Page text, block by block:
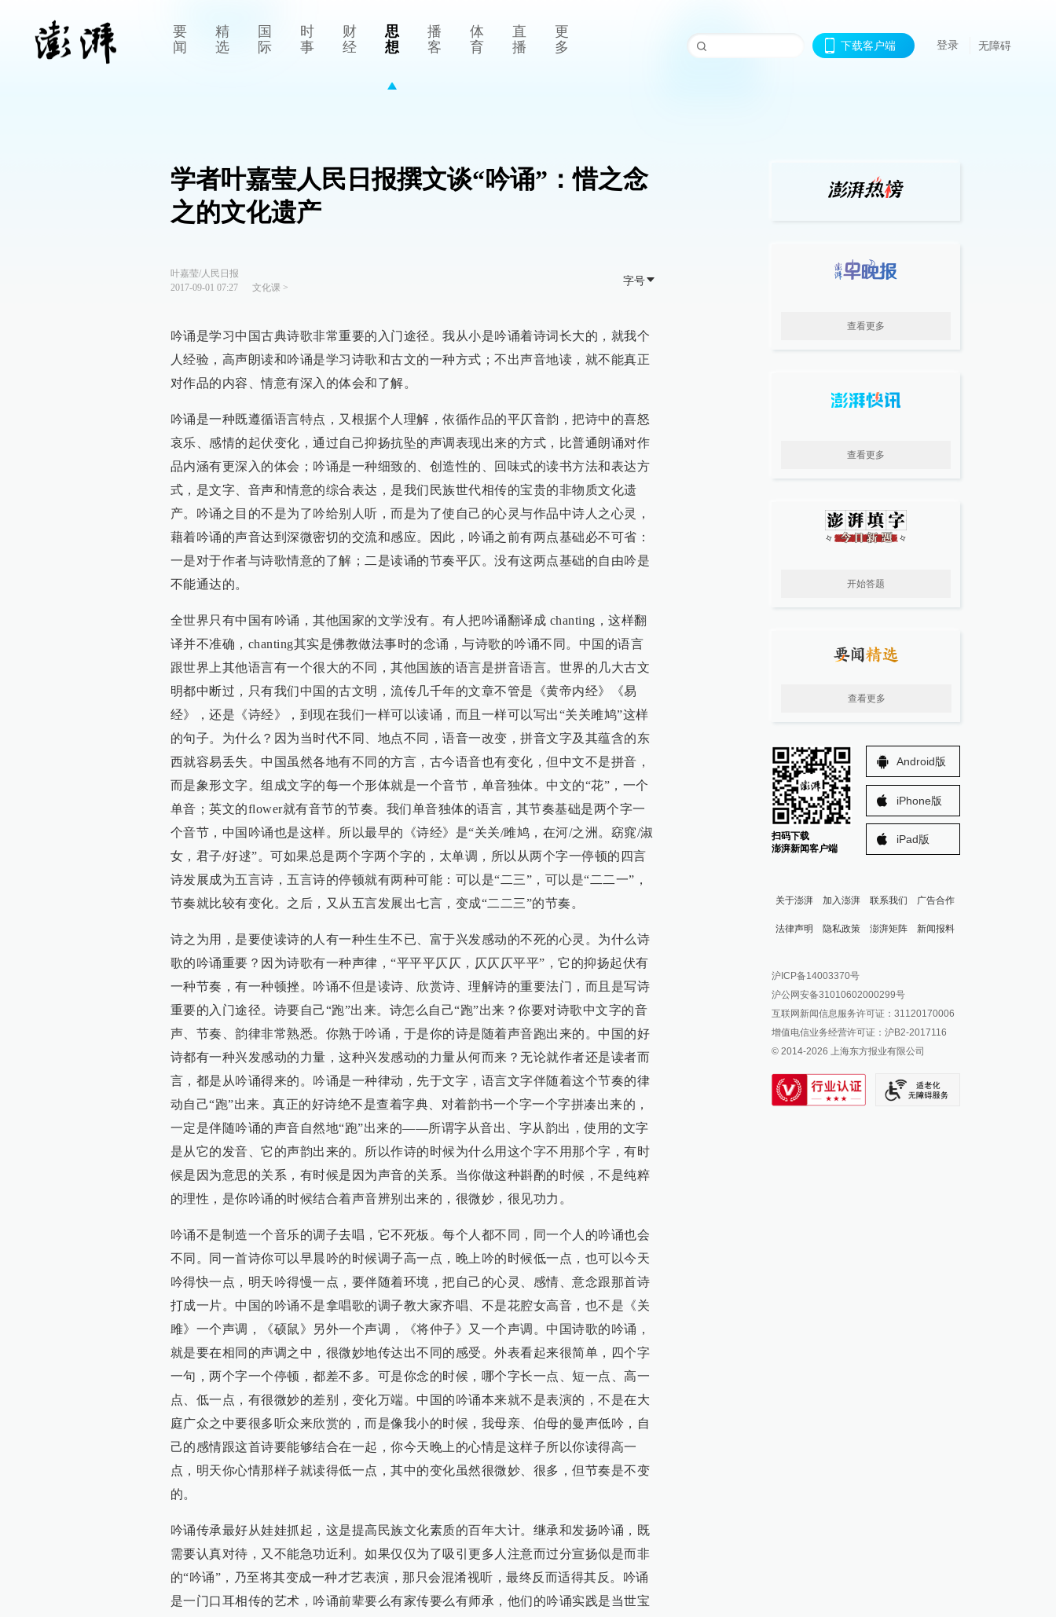
要
闻
精
选
国
际
时
事
财
经
思
想
播
客
体
育
直
播
更
多
下载客户端 登录 无障碍
学者叶嘉莹人民日报撰文谈“吟诵”：惜之念
之的文化遗产
叶嘉莹/人民日报
2017-09-01 07:27
文化课>
字号
吟诵是学习中国古典诗歌非常重要的入门途径。我从小是吟诵着诗词长大的，就我个
人经验，高声朗读和吟诵是学习诗歌和古文的一种方式；不出声音地读，就不能真正
对作品的内容、情意有深入的体会和了解。
吟诵是一种既遵循语言特点，又根据个人理解，依循作品的平仄音韵，把诗中的喜怒
哀乐、感情的起伏变化，通过自己抑扬抗坠的声调表现出来的方式，比普通朗诵对作
品内涵有更深入的体会；吟诵是一种细致的、创造性的、回味式的读书方法和表达方
式，是文字、音声和情意的综合表达，是我们民族世代相传的宝贵的非物质文化遗
产。吟诵之目的不是为了吟给别人听，而是为了使自己的心灵与作品中诗人之心灵，
藉着吟诵的声音达到深微密切的交流和感应。因此，吟诵之前有两点基础必不可省：
一是对于作者与诗歌情意的了解；二是读诵的节奏平仄。没有这两点基础的自由吟是
不能通达的。
全世界只有中国有吟诵，其他国家的文学没有。有人把吟诵翻译成 chanting，这样翻
译并不准确，chanting其实是佛教做法事时的念诵，与诗歌的吟诵不同。中国的语言
跟世界上其他语言有一个很大的不同，其他国族的语言是拼音语言。世界的几大古文
明都中断过，只有我们中国的古文明，流传几千年的文章不管是《黄帝内经》《易
经》，还是《诗经》，到现在我们一样可以读诵，而且一样可以写出“关关雎鸠”这样
的句子。为什么？因为当时代不同、地点不同，语音一改变，拼音文字及其蕴含的东
西就容易丢失。中国虽然各地有不同的方言，古今语音也有变化，但中文不是拼音，
而是象形文字。组成文字的每一个形体就是一个音节，单音独体。中文的“花”，一个
单音；英文的flower就有音节的节奏。我们单音独体的语言，其节奏基础是两个字一
个音节，中国吟诵也是这样。所以最早的《诗经》是“关关/雎鸠，在河/之洲。窈窕/淑
女，君子/好逑”。可如果总是两个字两个字的，太单调，所以从两个字一停顿的四言
诗发展成为五言诗，五言诗的停顿就有两种可能：可以是“二三”，可以是“二二一”，
节奏就比较有变化。之后，又从五言发展出七言，变成“二二三”的节奏。
诗之为用，是要使读诗的人有一种生生不已、富于兴发感动的不死的心灵。为什么诗
歌的吟诵重要？因为诗歌有一种声律，“平平平仄仄，仄仄仄平平”，它的抑扬起伏有
一种节奏，有一种顿挫。吟诵不但是读诗、欣赏诗、理解诗的重要法门，而且是写诗
重要的入门途径。诗要自己“跑”出来。诗怎么自己“跑”出来？你要对诗歌中文字的音
声、节奏、韵律非常熟悉。你熟于吟诵，于是你的诗是随着声音跑出来的。中国的好
诗都有一种兴发感动的力量，这种兴发感动的力量从何而来？无论就作者还是读者而
言，都是从吟诵得来的。吟诵是一种律动，先于文字，语言文字伴随着这个节奏的律
动自己“跑”出来。真正的好诗绝不是查着字典、对着韵书一个字一个字拼凑出来的，
一定是伴随吟诵的声音自然地“跑”出来的——所谓字从音出、字从韵出，使用的文字
是从它的发音、它的声韵出来的。所以作诗的时候为什么用这个字不用那个字，有时
候是因为意思的关系，有时候是因为声音的关系。当你做这种斟酌的时候，不是纯粹
的理性，是你吟诵的时候结合着声音辨别出来的，很微妙，很见功力。
吟诵不是制造一个音乐的调子去唱，它不死板。每个人都不同，同一个人的吟诵也会
不同。同一首诗你可以早晨吟的时候调子高一点，晚上吟的时候低一点，也可以今天
吟得快一点，明天吟得慢一点，要伴随着环境，把自己的心灵、感情、意念跟那首诗
打成一片。中国的吟诵不是拿唱歌的调子教大家齐唱、不是花腔女高音，也不是《关
雎》一个声调，《硕鼠》另外一个声调，《将仲子》又一个声调。中国诗歌的吟诵，
就是要在相同的声调之中，很微妙地传达出不同的感受。外表看起来很简单，四个字
一句，两个字一个停顿，都差不多。可是你念的时候，哪个字长一点、短一点、高一
点、低一点，有很微妙的差别，变化万端。中国的吟诵本来就不是表演的，不是在大
庭广众之中要很多听众来欣赏的，而是像我小的时候，我母亲、伯母的曼声低吟，自
己的感情跟这首诗要能够结合在一起，你今天晚上的心情是这样子所以你读得高一
点，明天你心情那样子就读得低一点，其中的变化虽然很微妙、很多，但节奏是不变
的。
吟诵传承最好从娃娃抓起，这是提高民族文化素质的百年大计。继承和发扬吟诵，既
需要认真对待，又不能急功近利。如果仅仅为了吸引更多人注意而过分宣扬似是而非
的“吟诵”，乃至将其变成一种才艺表演，那只会混淆视听，最终反而适得其反。吟诵
是一门口耳相传的艺术，吟诵前辈要么有家传要么有师承，他们的吟诵实践是当世宝
查看更多
查看更多
开始答题
查看更多
扫码下载
澎湃新闻客户端
Android版
iPhone版
iPad版
关于澎湃 加入澎湃 联系我们 广告合作
法律声明 隐私政策 澎湃矩阵
澎湃新闻公众号
澎湃新闻抖音号
派生万物开放平台
IP SHANGHAI
SIXTH TONE
新闻报料
报料邮箱: news@thepaper.cn
沪ICP备14003370号
沪公网安备31010602000299号
互联网新闻信息服务许可证：31120170006
增值电信业务经营许可证：沪B2-2017116
© 2014-2026 上海东方报业有限公司